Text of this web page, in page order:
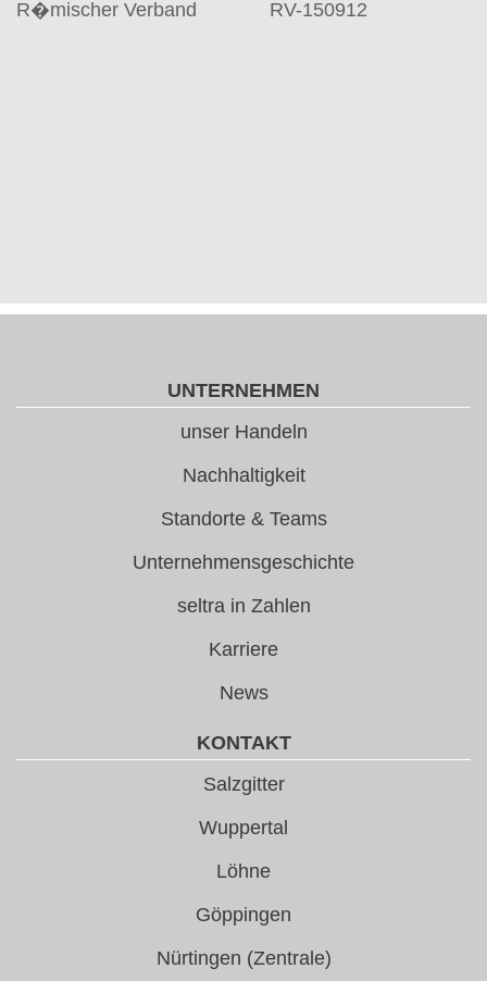
R�mischer Verband RV-150912
UNTERNEHMEN
unser Handeln
Nachhaltigkeit
Standorte & Teams
Unternehmensgeschichte
seltra in Zahlen
Karriere
News
KONTAKT
Salzgitter
Wuppertal
Löhne
Göppingen
Nürtingen (Zentrale)